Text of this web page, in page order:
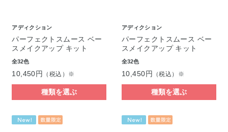
アディクション
パーフェクトスムース ベー
スメイクアップ キット
全32色
10,450円 （税込）※
種類を選ぶ
アディクション
パーフェクトスムース ベー
スメイクアップ キット
全32色
10,450円 （税込）※
種類を選ぶ